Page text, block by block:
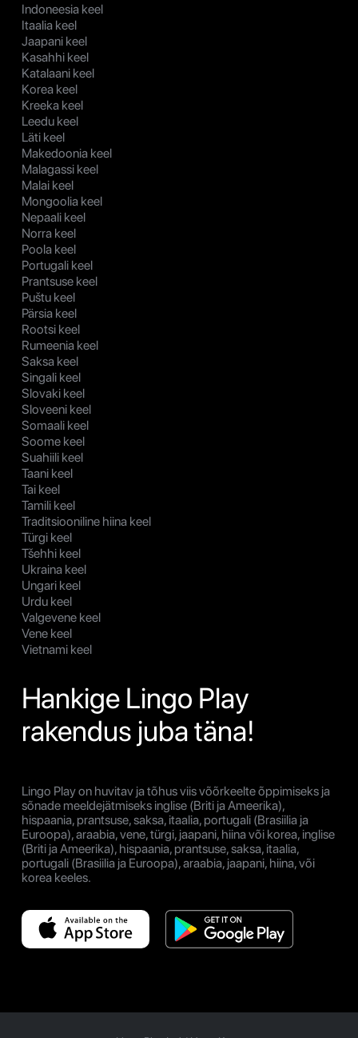
Indoneesia keel
Itaalia keel
Jaapani keel
Kasahhi keel
Katalaani keel
Korea keel
Kreeka keel
Leedu keel
Läti keel
Makedoonia keel
Malagassi keel
Malai keel
Mongoolia keel
Nepaali keel
Norra keel
Poola keel
Portugali keel
Prantsuse keel
Puštu keel
Pärsia keel
Rootsi keel
Rumeenia keel
Saksa keel
Singali keel
Slovaki keel
Sloveeni keel
Somaali keel
Soome keel
Suahiili keel
Taani keel
Tai keel
Tamili keel
Traditsiooniline hiina keel
Türgi keel
Tšehhi keel
Ukraina keel
Ungari keel
Urdu keel
Valgevene keel
Vene keel
Vietnami keel
Hankige Lingo Play
rakendus juba täna!
Lingo Play on huvitav ja tõhus viis võõrkeelte õppimiseks ja
sõnade meeldejätmiseks inglise (Briti ja Ameerika),
hispaania, prantsuse, saksa, itaalia, portugali (Brasiilia ja
Euroopa), araabia, vene, türgi, jaapani, hiina või korea, inglise
(Briti ja Ameerika), hispaania, prantsuse, saksa, itaalia,
portugali (Brasiilia ja Euroopa), araabia, jaapani, hiina, või
korea keeles.